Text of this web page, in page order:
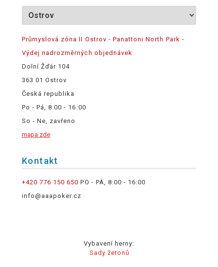
Průmyslová zóna II Ostrov - Panattoni North Park -
Výdej nadrozměrných objednávek
Dolní Žďár 104
363 01 Ostrov
Česká republika
Po - Pá, 8:00 - 16:00
So - Ne, zavřeno
mapa zde
Kontakt
+420 776 150 650 PO - PÁ, 8:00 - 16:00
info@aaapoker.cz
Vybavení herny:
Sady žetonů